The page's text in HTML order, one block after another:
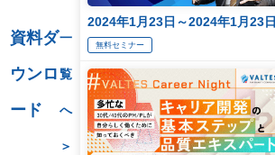
資料ダ
ウンロ
ード
一
覧
へ
＞
2024年1月23日～2024年1月23日
無料セミナー